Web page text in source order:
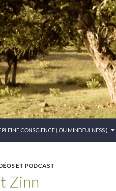
PLEINE CONSCIENCE ( OU MINDFULNESS )
ET PODCAST
Zinn